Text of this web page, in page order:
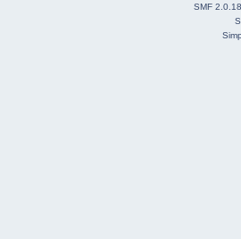
SMF 2.0.18